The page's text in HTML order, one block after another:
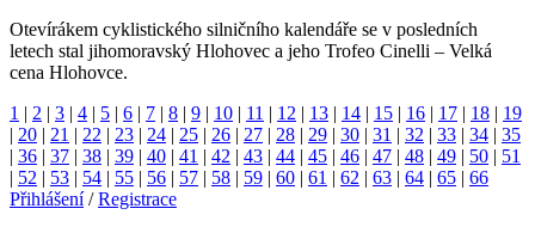
Otevírákem cyklistického silničního kalendáře se v posledních
letech stal jihomoravský Hlohovec a jeho Trofeo Cinelli – Velká
cena Hlohovce.
1 | 2 | 3 | 4 | 5 | 6 | 7 | 8 | 9 | 10 | 11 | 12 | 13 | 14 | 15 | 16 | 17 | 18 | 19
| 20 | 21 | 22 | 23 | 24 | 25 | 26 | 27 | 28 | 29 | 30 | 31 | 32 | 33 | 34 | 35
| 36 | 37 | 38 | 39 | 40 | 41 | 42 | 43 | 44 | 45 | 46 | 47 | 48 | 49 | 50 | 51
| 52 | 53 | 54 | 55 | 56 | 57 | 58 | 59 | 60 | 61 | 62 | 63 | 64 | 65 | 66
Přihlášení/Registrace